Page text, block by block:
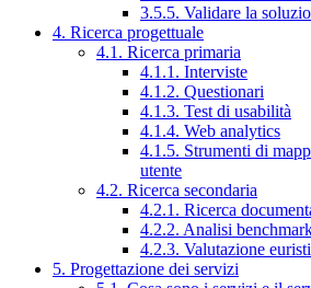
3.5.5. Validare la
4. Ricerca progettuale
4.1. Ricerca primaria
4.1.1. Interviste
4.1.2. Questionari
4.1.3. Test di usabilità
4.1.4. Web analytics
4.1.5. Strumenti di
utente
4.2. Ricerca secondaria
4.2.1. Ricerca
4.2.2. Analisi
4.2.3. Valutazione
5. Progettazione dei servizi